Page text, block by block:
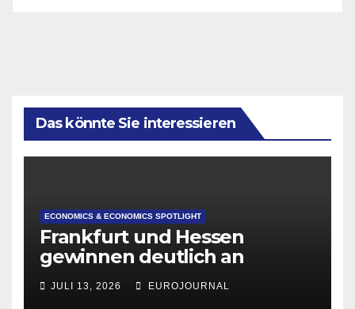
Das könnte Sie interessieren
ECONOMICS & ECONOMICS SPOTLIGHT
Frankfurt und Hessen
gewinnen deutlich an
Attraktivität für Startup-
Gründungen
JULI 13, 2026 EUROJOURNAL